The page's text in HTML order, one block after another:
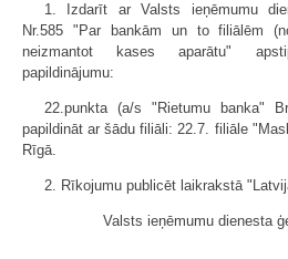
1. Izdarīt ar Valsts ieņēmumu
Nr.585 "Par bankām un to filiālēm
neizmantot kases aparātu"
papildinājumu:
22.punkta (a/s "Rietumu banka"
papildināt ar šādu filiāli: 22.7. filiāle
Rīgā.
2. Rīkojumu publicēt laikrakstā
Valsts ieņēmumu dienesta